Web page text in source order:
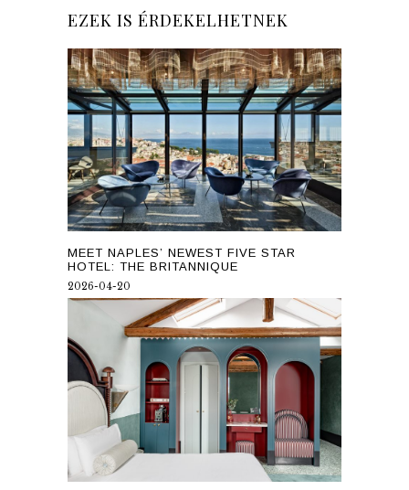
EZEK IS ÉRDEKELHETNEK
MEET NAPLES’ NEWEST FIVE STAR
HOTEL: THE BRITANNIQUE
2026-04-20